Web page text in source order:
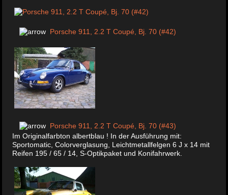
Porsche 911, 2.2 T Coupé, Bj. 70 (#42)
Porsche 911, 2.2 T Coupé, Bj. 70 (#43)
Im Originalfarbton albertblau ! In der Ausführung mit:
Sportomatic, Colorverglasung, Leichtmetallfelgen 6 J x 14 mit
Reifen 195 / 65 / 14, S-Optikpaket und Konifahrwerk.